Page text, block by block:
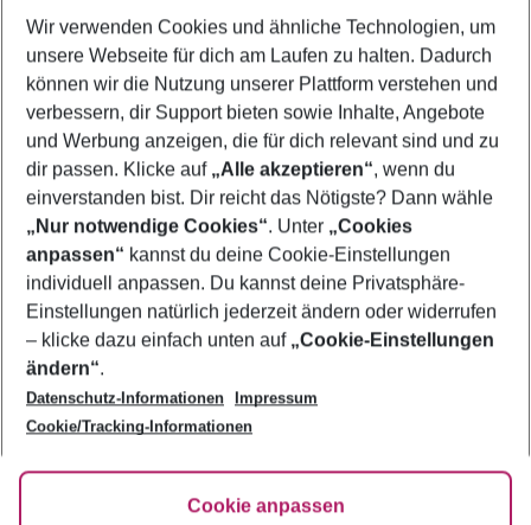
2 Erwachsene Keine Kinder
Mehr Filter anzeigen
Footer
Footer navigation
Über uns
AGB
Bestpreisgarantie
Cookie-Einstellungen ändern
Cookie-Richtlinie
Agenturbetreuung
Barrierefreies Reisen
FAQ
HanseMerkur Reiseversicherung
Folge uns
Wir verwenden Cookies und ähnliche Technologien, um
unsere Webseite für dich am Laufen zu halten. Dadurch
können wir die Nutzung unserer Plattform verstehen und
verbessern, dir Support bieten sowie Inhalte, Angebote
und Werbung anzeigen, die für dich relevant sind und zu
dir passen. Klicke auf „Alle akzeptieren“, wenn du
einverstanden bist. Dir reicht das Nötigste? Dann wähle
„Nur notwendige Cookies“. Unter „Cookies
anpassen“ kannst du deine Cookie-Einstellungen
individuell anpassen. Du kannst deine Privatsphäre-
Einstellungen natürlich jederzeit ändern oder widerrufen
– klicke dazu einfach unten auf „Cookie-Einstellungen
ändern“.
Datenschutz-Informationen
Impressum
Cookie/Tracking-Informationen
Cookie anpassen